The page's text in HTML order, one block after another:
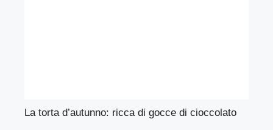
La torta d’autunno: ricca di gocce di cioccolato